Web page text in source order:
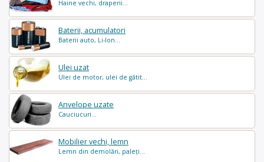
Haine vechi, draperii...
Baterii, acumulatori
Baterii auto, Li-Ion...
Ulei uzat
Ulei de motor, ulei de gătit...
Anvelope uzate
Cauciucuri...
Mobilier vechi, lemn
Lemn din demolări, paleți...